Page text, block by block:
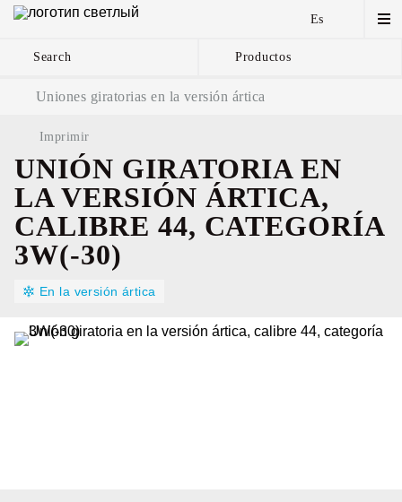
Es
Search Productos
componentes
Uniones giratorias en la versión ártica
Imprimir
UNIÓN GIRATORIA EN
LA VERSIÓN ÁRTICA,
CALIBRE 44, CATEGORÍA
3W(-30)
En la versión ártica